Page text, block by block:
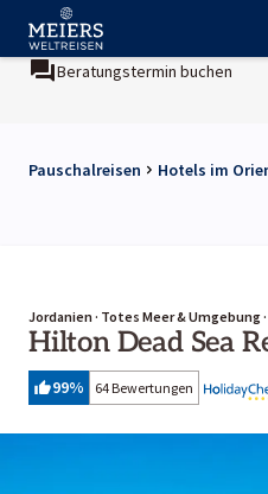
Beratungstermin buchen
Pauschalreisen Hotels im
Jordanien · Totes Meer & Umgebung
Hilton Dead Sea
99% 64 Bewertungen